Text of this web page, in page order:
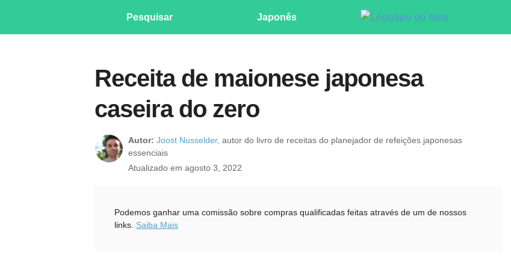
Pesquisar Japonês
Receita de maionese japonesa
caseira do zero
Autor: Joost Nusselder, autor do livro de receitas do planejador de refeições japonesas
essenciais
Atualizado em agosto 3, 2022
Podemos ganhar uma comissão sobre compras qualificadas feitas através de um de nossos
links. Saiba Mais